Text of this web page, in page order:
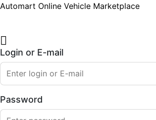
Automart Online Vehicle Marketplace
Login or E-mail
Password